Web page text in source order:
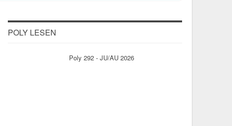
POLY LESEN
Poly 292 - JU/AU 2026